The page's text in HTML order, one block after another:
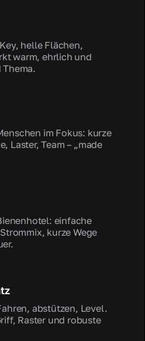
helle Flächen,
warm, ehrlich und
Thema.
im Fokus: kurze
Laster, Team – „made
einfache
kurze Wege
abstützen, Level.
Raster und robuste